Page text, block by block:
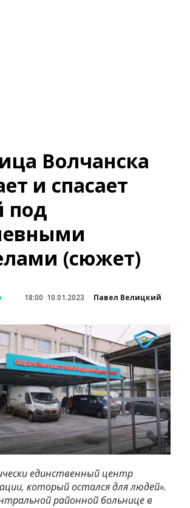
Волчанска
и спасает
под
(сюжет)
18:00 10.01.2023 Павел Велицкий
единственный центр
который остался для людей».
районной больнице в